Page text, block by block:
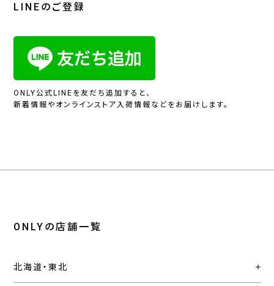
LINEのご登録
ONLY公式LINEを友だち追加すると、
新着情報やオンラインストア入荷情報などをお届けします。
ONLYの店舗一覧
北海道・東北